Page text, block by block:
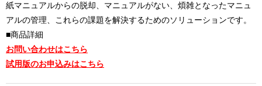
紙マニュアルからの脱却、マニュアルがない、煩雑となったマニュ
アルの管理、これらの課題を解決するためのソリューションです。
■商品詳細
お問い合わせはこちら
試用版のお申込みはこちら